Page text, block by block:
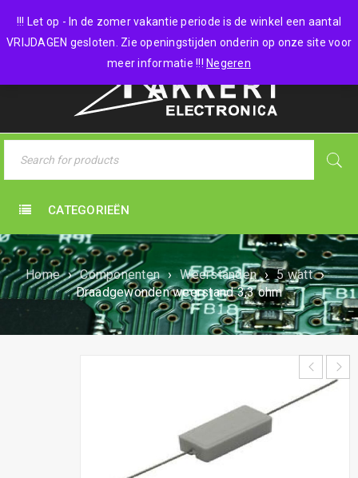
!!! Let op - In de zomer vakantie periode is de winkel een aantal
VRIJDAGEN gesloten. Zie openingstijden onderin op onze site voor
meer informatie !!! Negeren
0 items - €0,00
CATEGORIEËN
Home › Componenten › Weerstanden › 5 watt ›
Draadgewonden weerstand 3,3 ohm